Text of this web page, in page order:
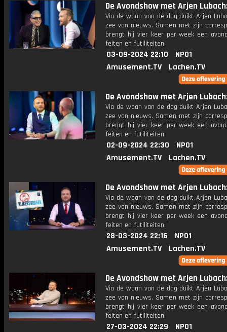
De Avondshow met Arjen
Via de waan van de dag duikt Arjen
zee van nieuws. Samen met zijn
brengt hij vier keer per week een
feiten en futiliteiten.
03-09-2024 22:10
NPO1
Amusement.TV
Lachen.TV
De Avondshow met Arjen
Via de waan van de dag duikt Arjen
zee van nieuws. Samen met zijn
brengt hij vier keer per week een
feiten en futiliteiten.
02-09-2024 22:30
NPO1
Amusement.TV
Lachen.TV
De Avondshow met Arjen
Via de waan van de dag duikt Arjen
zee van nieuws. Samen met zijn
brengt hij vier keer per week een
feiten en futiliteiten.
28-03-2024 22:16
NPO1
Amusement.TV
Lachen.TV
De Avondshow met Arjen
Via de waan van de dag duikt Arjen
zee van nieuws. Samen met zijn
brengt hij vier keer per week een
feiten en futiliteiten.
27-03-2024 22:29 NPO1